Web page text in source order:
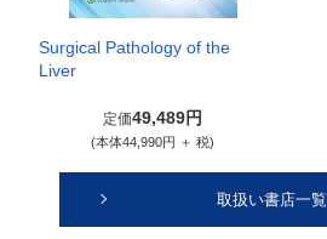
Surgical Pathology of the
Liver
定価49,489円
(本体44,990円 ＋ 税)
取扱い書店一覧